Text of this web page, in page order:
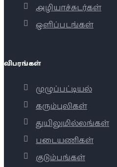
அழியாச்சுடர்கள்
ஒளிப்படங்கள்
விபரங்கள்
முழுப்பட்டியல்
கரும்புலிகள்
துயிலுமில்லங்கள்
படையணிகள்
குடும்பங்கள்